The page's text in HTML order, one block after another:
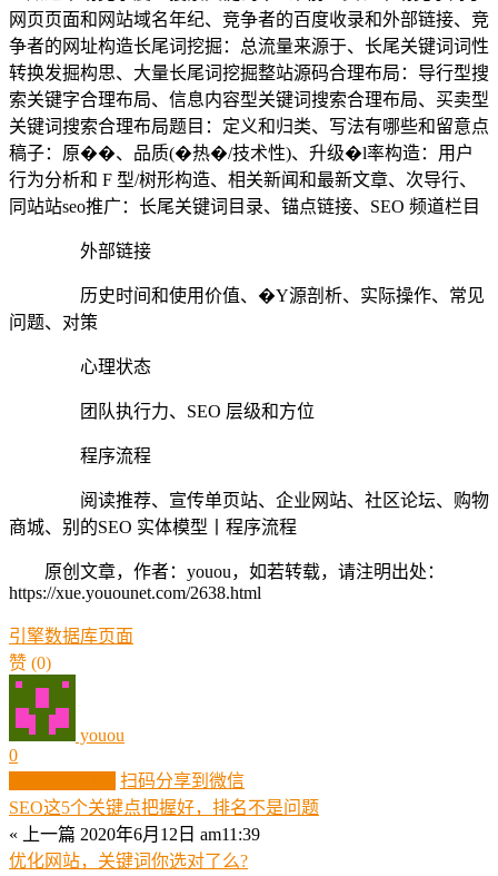
网页页面和网站域名年纪、竞争者的百度收录和外部链接、竞
争者的网址构造长尾词挖掘：总流量来源于、长尾关键词词性
转换发掘构思、大量长尾词挖掘整站源码合理布局：导行型搜
索关键字合理布局、信息内容型关键词搜索合理布局、买卖型
关键词搜索合理布局题目：定义和归类、写法有哪些和留意点
稿子：原��、品质(�热�/技术性)、升级�l率构造：用户
行为分析和 F 型/树形构造、相关新闻和最新文章、次导行、
同站站seo推广：长尾关键词目录、锚点链接、SEO 频道栏目
外部链接
历史时间和使用价值、�Y源剖析、实际操作、常见
问题、对策
心理状态
团队执行力、SEO 层级和方位
程序流程
阅读推荐、宣传单页站、企业网站、社区论坛、购物
商城、别的SEO 实体模型丨程序流程
原创文章，作者：youou，如若转载，请注明出处：
https://xue.youounet.com/2638.html
引擎数据库页面
赞 (0)
youou
0
扫码分享到微信
SEO这5个关键点把握好，排名不是问题
« 上一篇 2020年6月12日 am11:39
优化网站，关键词你选对了么?